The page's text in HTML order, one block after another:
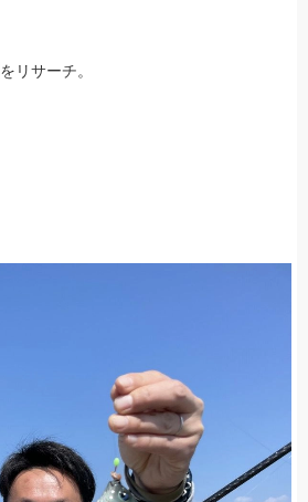
をリサーチ。